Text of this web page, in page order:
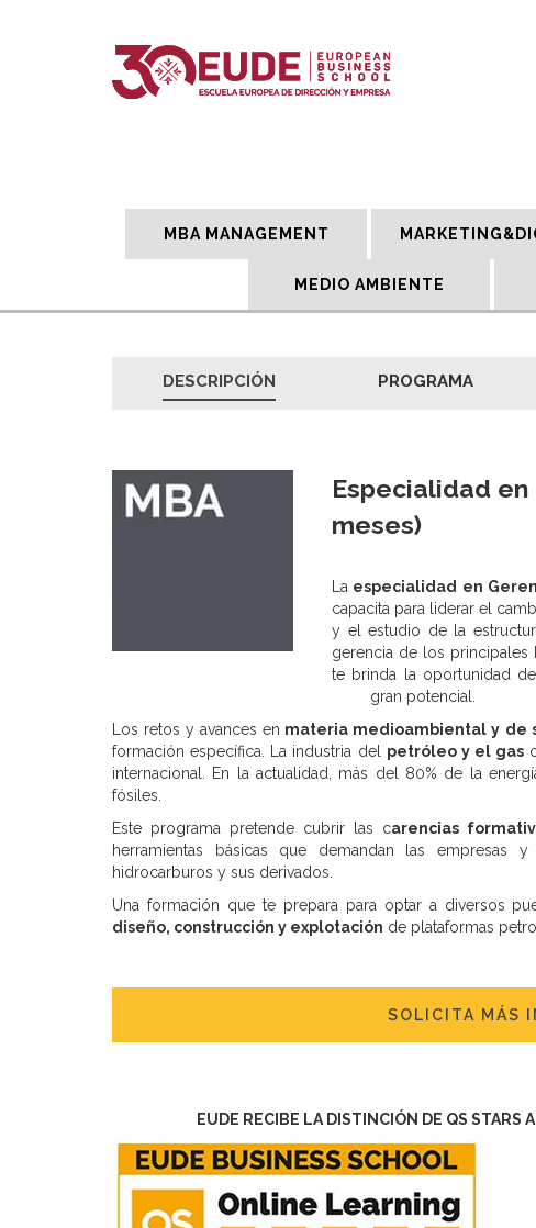
MBA MANAGEMENT
MEDIO AMBIENTE
DESCRIPCIÓN PROGRAMA
Especialidad
meses)
La especialidad en
capacita para liderar el
y el estudio de la
gerencia de los
te brinda la oportunidad
gran potencial.
Los retos y avances en materia medioambiental y de
formación específica. La industria del petróleo y el gas
internacional. En la actualidad, más del 80% de la
fósiles.
Este programa pretende cubrir las carencias
herramientas básicas que demandan las empresas
hidrocarburos y sus derivados.
Una formación que te prepara para optar a diversos
diseño, construcción y explotación de plataformas
SOLICITA MÁS
EUDE RECIBE LA DISTINCIÓN DE QS STARS